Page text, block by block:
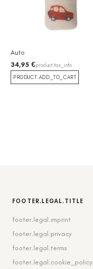
Auto
34,95 €product.tax_info
PRODUCT.ADD_TO_CART
FOOTER.LEGAL.TITLE
footer.legal.imprint
footer.legal.privacy
footer.legal.terms
footer.legal.cookie_policy